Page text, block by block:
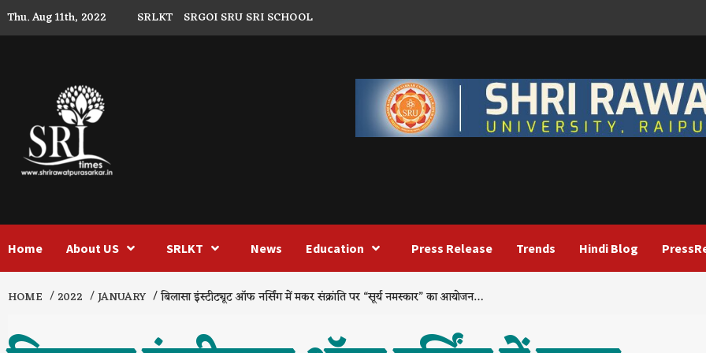
Skip
toThu. Aug 11th, 2022 SRLKT SRGOI SRU SRI SCHOOL
Home About US SRLKT News Education Press Release Trends Hindi Blog
HOME 2022 JANUARY बिलासा इंस्टीट्यूट ऑफ नर्सिंग में मकर संक्रांति पर “सूर्य नमस्कार” का आयोजन…